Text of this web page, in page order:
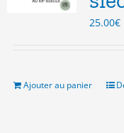
25.00€
Ajouter au panier